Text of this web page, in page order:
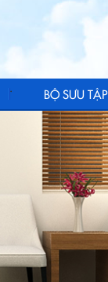
. BỘ SƯU TẬP